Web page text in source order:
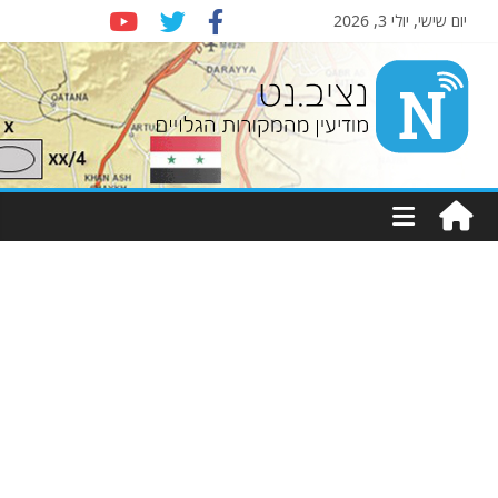
יום שישי, יולי 3, 2026
Nziv.net
מודיעין
מהמקורות